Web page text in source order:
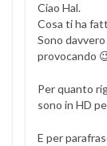
Ciao Hal.
Cosa ti ha
Sono
provocando
Per quanto
sono in HD
E per